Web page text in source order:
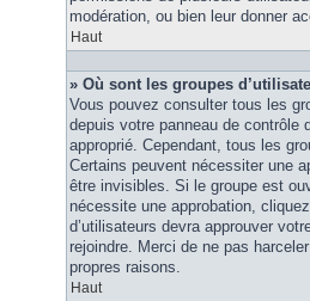
modération, ou bien leur donner
Haut
» Où sont les groupes
Vous pouvez consulter tous les
depuis votre panneau de contrôle
approprié. Cependant, tous les
Certains peuvent nécessiter une
être invisibles. Si le groupe est
nécessite une approbation,
d’utilisateurs devra approuver
rejoindre. Merci de ne pas
propres raisons.
Haut